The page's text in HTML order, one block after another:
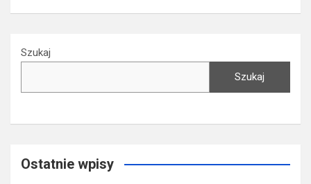
Szukaj
Szukaj
Ostatnie wpisy